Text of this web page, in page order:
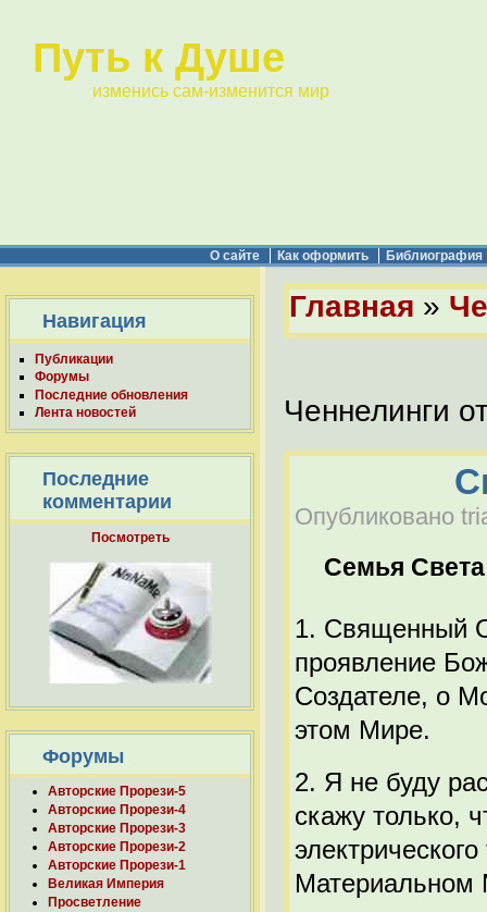
Путь к Душе
изменись сам-изменится мир
О сайте Как оформить Библиография
Навигация
Публикации
Форумы
Последние обновления
Лента новостей
Последние
комментарии
Посмотреть
Форумы
Авторские Прорези-5
Авторские Прорези-4
Авторские Прорези-3
Авторские Прорези-2
Авторские Прорези-1
Великая Империя
Просветление
Главная »
Ченнелинги
Опубликовано
Семья Света
1. Священный
проявление
Создателе, о
этом Мире.
2. Я не буду
скажу только,
Материальном